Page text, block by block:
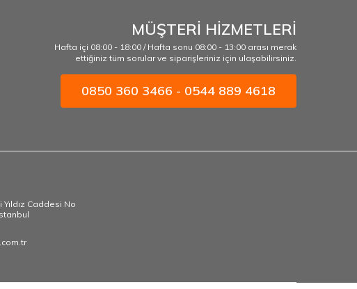
MÜŞTERİ HİZMETLERİ
Hafta içi 08:00 - 18:00 / Hafta sonu 08:00 - 13:00 arası merak
ettiğiniz tüm sorular ve siparişleriniz için ulaşabilirsiniz.
0850 360 3466 - 0544 889 4618
Caddesi No